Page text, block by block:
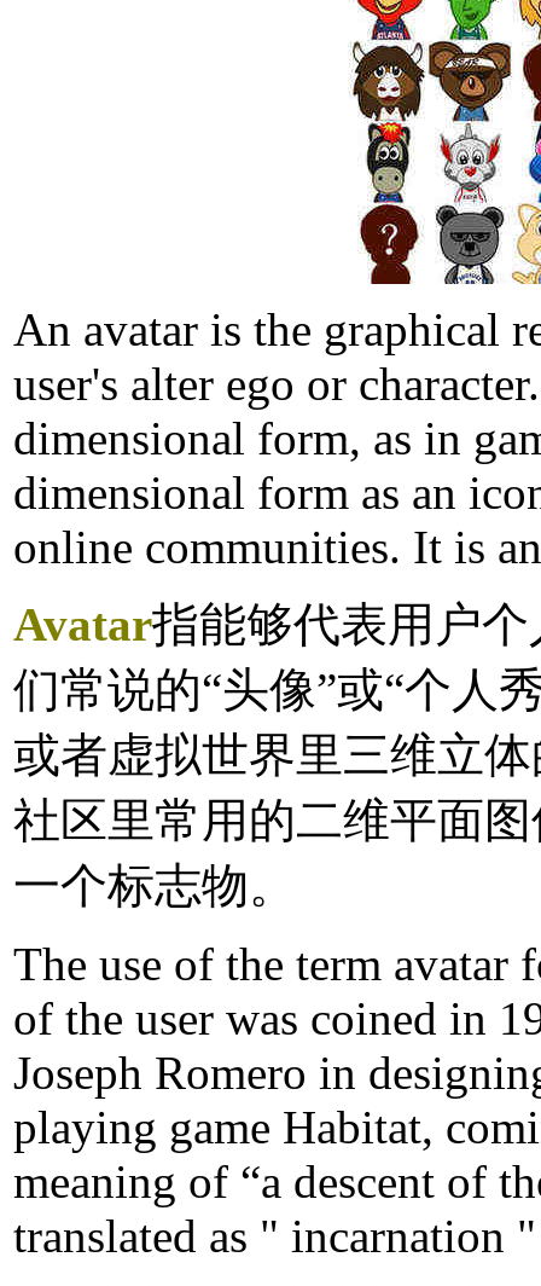
An avatar is the graphical
user's alter ego or
dimensional form, as in
dimensional form as an
online communities. It is
Avatar指能够代表用户
们常说的“头像”或“个人
或者虚拟世界里三维立
社区里常用的二维平面
一个标志物。
The use of the term avatar
of the user was coined in
Joseph Romero in
playing game Habitat,
meaning of “a descent of
translated as " incarnation